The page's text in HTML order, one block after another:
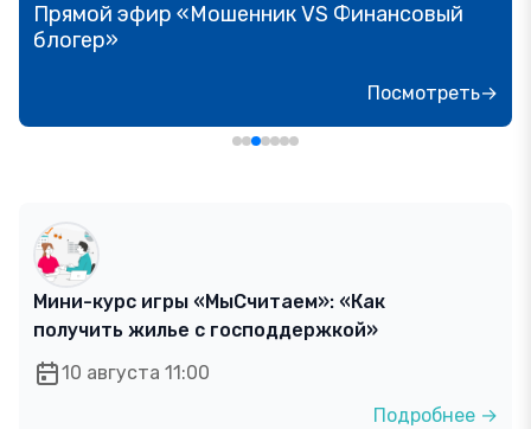
Прямой эфир «Мошенник VS Финансовый
блогер»
Посмотреть→
Мини-курс игры «МыСчитаем»: «Как
получить жилье с господдержкой»
10 августа 11:00
Подробнее →